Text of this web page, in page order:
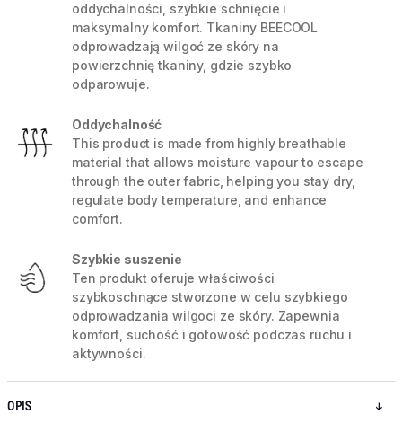
oddychalności, szybkie schnięcie i
maksymalny komfort. Tkaniny BEECOOL
odprowadzają wilgoć ze skóry na
powierzchnię tkaniny, gdzie szybko
odparowuje.
Oddychalność
This product is made from highly breathable
material that allows moisture vapour to escape
through the outer fabric, helping you stay dry,
regulate body temperature, and enhance
comfort.
Szybkie suszenie
Ten produkt oferuje właściwości
szybkoschnące stworzone w celu szybkiego
odprowadzania wilgoci ze skóry. Zapewnia
komfort, suchość i gotowość podczas ruchu i
aktywności.
OPIS